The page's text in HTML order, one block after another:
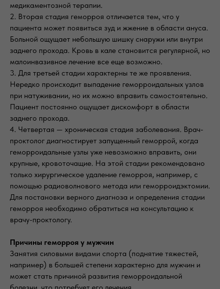
медикаментозной терапии.
2. Вторая стадия геморроя отличается тем, что у
пациента может появиться зуд и жжение в области ануса.
Больной ощущает небольшую шишку снаружи или внутри
заднего прохода. Кровь в кале становится регулярной, но
малоинвазивное лечение все еще возможно.
3. Для третьей стадии характерны те же проявления.
Нередко происходит выпадение геморроидальных узлов
при натуживании, но их можно вправить самостоятельно.
Пациент постоянно ощущает дискомфорт в области
заднего прохода.
4. Четвертая — хроническая стадия заболевания. Врач-
проктолог диагностирует запущенный геморрой, когда
геморроидальные узлы уже невозможно вправить, они
крупные, кровоточащие. На этой стадии рекомендовано
только хирургическое удаление геморроя, например, с
помощью радиоволнового метода или геморроидэктомии.
Для постановки верного диагноза и определения стадии
геморроя необходимо обратиться на консультацию к
врачу-проктологу.
Причины геморроя у мужчин
Занятия силовыми видами спорта (поднятие тяжестей,
например) в большей степени характерно для мужчин и
может стать причиной развития геморроидальной